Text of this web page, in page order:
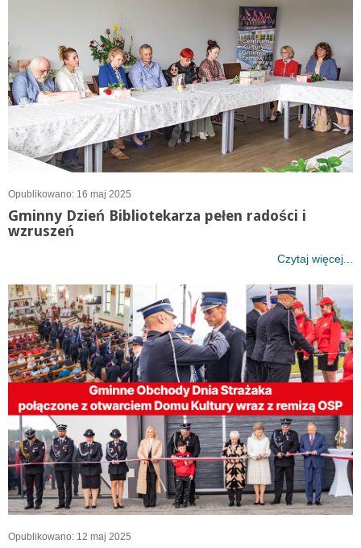
Opublikowano: 16 maj 2025
Gminny Dzień Bibliotekarza pełen radości i
wzruszeń
Czytaj więcej...
Opublikowano: 12 maj 2025